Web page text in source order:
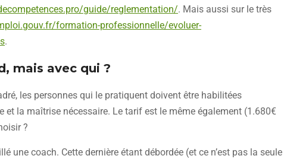
guide/reglementation/. Mais aussi sur le très
formation-professionnelle/evoluer-
.
mais avec qui ?
les personnes qui le pratiquent doivent être habilitées
la maîtrise nécessaire. Le tarif est le même également (1.680€
?
une coach. Cette dernière étant débordée (et ce n’est pas la seule